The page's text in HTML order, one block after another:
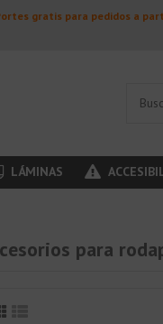
gratis para pedidos a
LÁMINAS
para